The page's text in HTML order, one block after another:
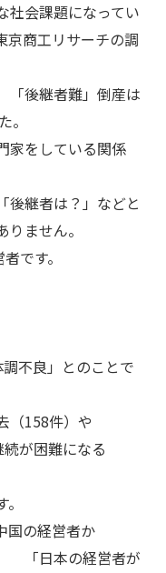
社会課題になってい
ーチの調
倒産は
。
家をしている関係
後継者は？」などと
ません。
です。
不良」とのことで
（158件）や
が困難になる
国の経営者か
営者が